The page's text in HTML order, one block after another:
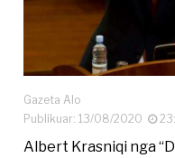
Gazeta Alo
Publikuar: 13/08/2020
Albert Krasniqi nga